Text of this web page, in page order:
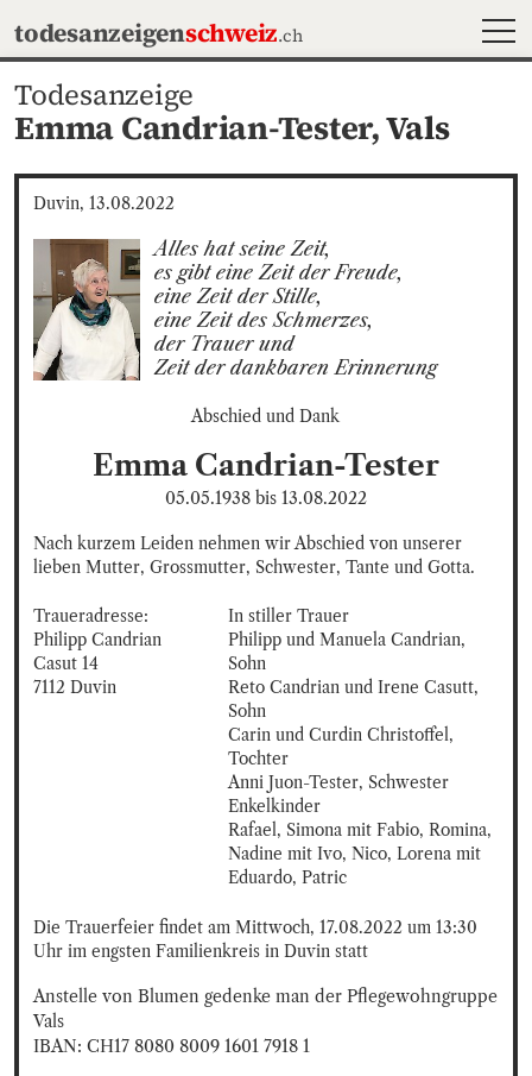
todesanzeigenschweiz.ch
Todesanzeige
Emma Candrian-Tester,Vals
Duvin, 13.08.2022
Alles hat seine Zeit,
es gibt eine Zeit der Freude,
eine Zeit der Stille,
eine Zeit des Schmerzes,
der Trauer und
Zeit der dankbaren Erinnerung
Abschied und Dank
Emma Candrian-Tester
05.05.1938bis 13.08.2022
Nach kurzem Leiden nehmen wir Abschied von unserer
lieben Mutter, Grossmutter, Schwester, Tante und Gotta.
Traueradresse:
Philipp Candrian
Casut 14
7112 Duvin
In stiller Trauer
Philipp und Manuela Candrian,
Sohn
Reto Candrian und Irene Casutt,
Sohn
Carin und Curdin Christoffel,
Tochter
Anni Juon-Tester, Schwester
Enkelkinder
Rafael, Simona mit Fabio, Romina,
Nadine mit Ivo, Nico, Lorena mit
Eduardo, Patric
Die Trauerfeier findet am Mittwoch, 17.08.2022 um 13:30
Uhr im engsten Familienkreis in Duvin statt
Anstelle von Blumen gedenke man der Pflegewohngruppe
Vals
IBAN: CH17 8080 8009 1601 7918 1